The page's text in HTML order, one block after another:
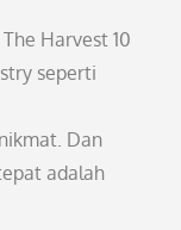
Harvest 10
seperti
Dan
adalah